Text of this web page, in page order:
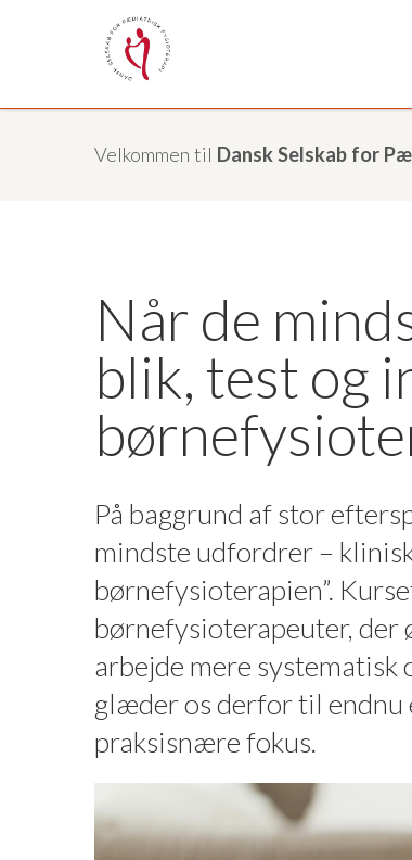
Velkommen til Dansk Selskab for
Når de
blik, test og
På baggrund af stor
mindste udfordrer –
børnefysioterapien”.
børnefysioterapeuter, der
arbejde mere
glæder os derfor til endnu
praksisnære fokus.